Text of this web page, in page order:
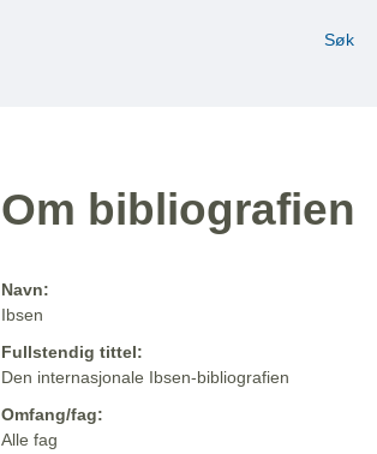
Søk
Om bibliografien
Navn:
Ibsen
Fullstendig tittel:
Den internasjonale Ibsen-bibliografien
Omfang/fag:
Alle fag